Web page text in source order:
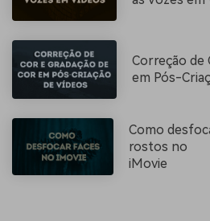
Correção de
em Pós-
Como
rostos no
iMovie